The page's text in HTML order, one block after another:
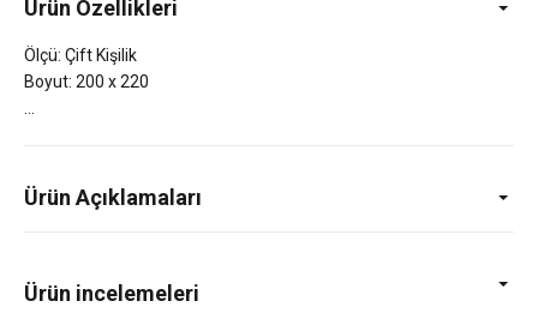
Ürün Özellikleri
Ölçü: Çift Kişilik
Boyut: 200 x 220
Ürün Açıklamaları